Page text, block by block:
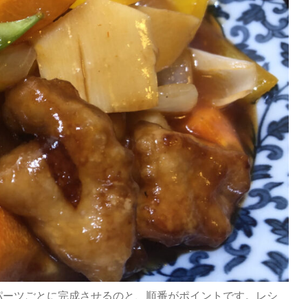
ツごとに完成させるのと、順番がポイントです。レシ
1月
Posts
2月
21 Posts
3月
24 Posts
4月
17
18 Posts 15 Posts 16 Posts
1月
Posts
2月
23 Posts
3月
21 Posts
4月
25
28 Posts 23 Posts 25 Posts
1月
Posts
2月
30 Posts
3月
32 Posts
4月
32
5 Posts 3 Posts Post
1月
Posts
2月
0 Posts
3月
0 Posts
4月
14
66 Posts 60 Posts 58 Posts